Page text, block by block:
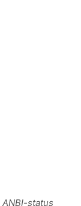
ANBI-status